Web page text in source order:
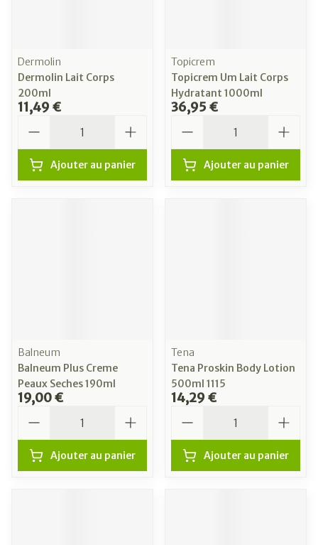
Dermolin
Dermolin Lait Corps
200ml
11,49 €
Ajouter au panier
Topicrem
Topicrem Um Lait Corps
Hydratant 1000ml
36,95 €
Ajouter au panier
Balneum
Balneum Plus Creme
Peaux Seches 190ml
19,00 €
Ajouter au panier
Tena
Tena Proskin Body Lotion
500ml 1115
14,29 €
Ajouter au panier